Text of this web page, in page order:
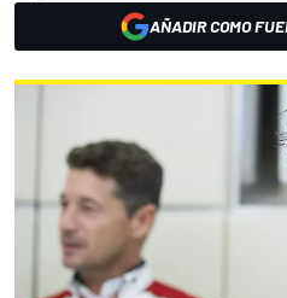
AÑADIR COMO